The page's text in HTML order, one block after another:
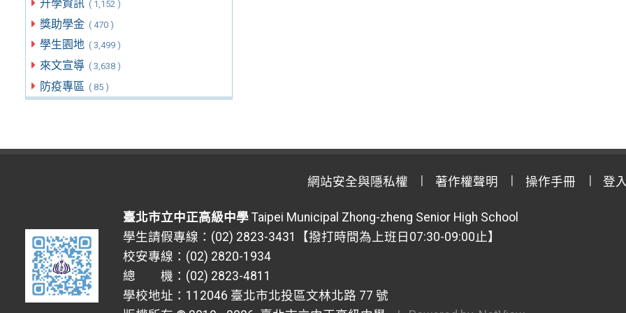
升學資訊 ( 1,152 )
獎助學金 ( 470 )
學生園地 ( 3,499 )
來文宣導 ( 3,638 )
防疫專區 ( 85 )
網站安全與隱私權 著作權聲明 操作手冊 登
臺北市立中正高級中學 Taipei Municipal Zhong-zheng Senior High School
學生請假專線：(02) 2823-3431【撥打時間為上班日07:30-09:00止】
校安專線：(02) 2820-1934
總 機：(02) 2823-4811
學校地址：112046 臺北市北投區文林北路 77 號